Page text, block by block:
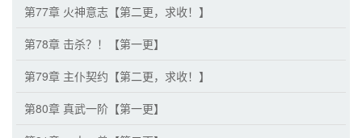
第77章 火神意志【第二更，求收！】
第78章 击杀？！【第一更】
第79章 主仆契约【第二更，求收！】
第80章 真武一阶【第一更】